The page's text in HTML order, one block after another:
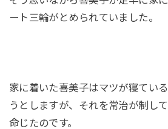
ート三輪がとめられていました。
家に着いた喜美子はマツが寝てい
うとしますが、それを常治が制し
命じたのです。